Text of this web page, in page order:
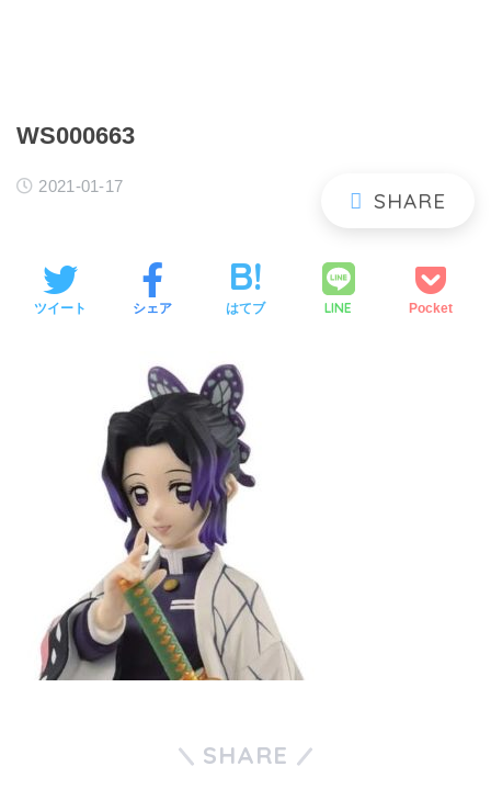
WS000663
2021-01-17
ツイート シェア はてブ LINE Pocket
SHARE